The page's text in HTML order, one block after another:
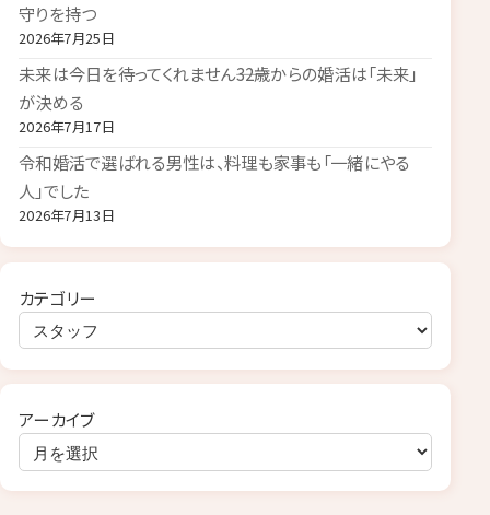
守りを持つ
2026年7月25日
未来は今日を待ってくれません――32歳からの婚活は「未来」
が決める
2026年7月17日
令和婚活で選ばれる男性は、料理も家事も「一緒にやる
人」でした
2026年7月13日
カテゴリー
アーカイブ